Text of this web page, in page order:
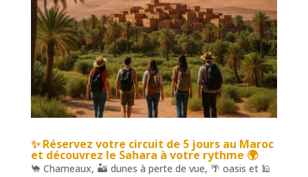
✨ Réservez votre circuit de 5 jours au Maroc
et découvrez le Sahara à votre rythme 🌍
🐪 Chameaux, 🏜️ dunes à perte de vue, 🌴 oasis et 🕌